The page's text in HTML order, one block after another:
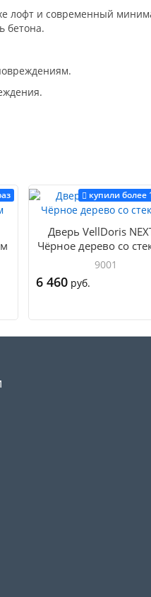
лофт и современный
бетона.
купили более
Дверь VellDoris
Чёрное дерево со
9001
6 460 руб.